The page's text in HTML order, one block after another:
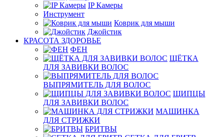
IP Камеры
Инструмент
Коврик для мыши
Джойстик
КРАСОТА ЗДОРОВЬЕ
ФЕН
ЩЁТКА
ДЛЯ ЗАВИВКИ ВОЛОС
ВЫПРЯМИТЕЛЬ ДЛЯ ВОЛОС
ЩИПЦЫ
ДЛЯ ЗАВИВКИ ВОЛОС
МАШИНКА
ДЛЯ СТРИЖКИ
БРИТВЫ